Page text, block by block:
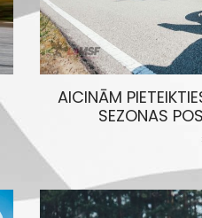
AICINĀM
SEZONAS